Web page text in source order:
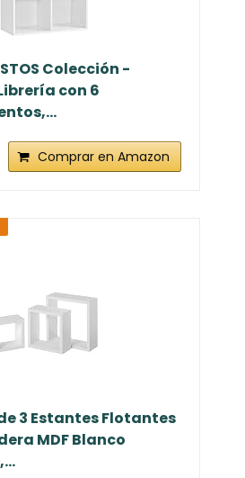
Colección -
con 6
Comprar en Amazon
de 3 Estantes Flotantes
MDF Blanco